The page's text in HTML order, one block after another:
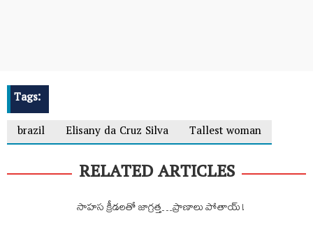
Tags:
brazil
Elisany da Cruz Silva Tallest woman
RELATED ARTICLES
సాహస క్రీడలతో జాగ్రత్త…ప్రాణాలు పోతాయ్ !